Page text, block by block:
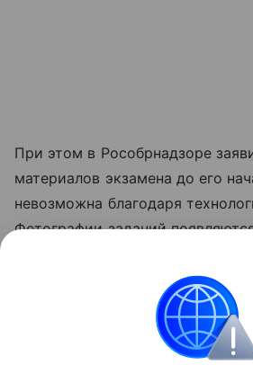
При этом в Рособрнадзоре
материалов экзамена до его
невозможна благодаря
Фотографии заданий
утечкой, добавили в надзорном